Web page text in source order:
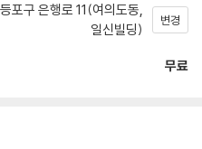
포구 은행로 11(여의도동,
일신빌딩)
변경
무료